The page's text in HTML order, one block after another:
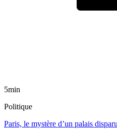
5min
Politique
Paris, le mystère d’un palais disparu